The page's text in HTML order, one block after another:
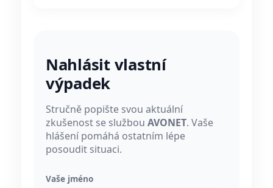
Nahlásit vlastní
výpadek
Stručně popište svou aktuální
zkušenost se službou AVONET. Vaše
hlášení pomáhá ostatním lépe
posoudit situaci.
Vaše jméno